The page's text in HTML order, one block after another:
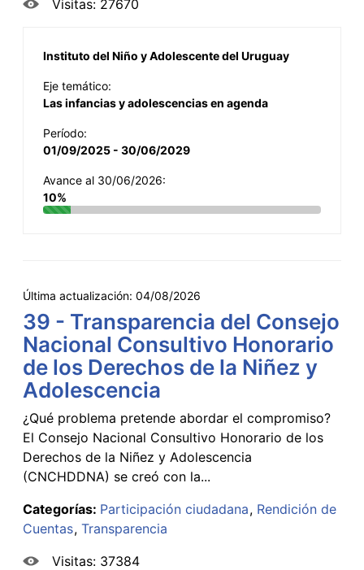
Visitas: 27670
Instituto del Niño y Adolescente del Uruguay
Eje temático:
Las infancias y adolescencias en agenda
Período:
01/09/2025 - 30/06/2029
Avance al 30/06/2026:
10%
Última actualización: 04/08/2026
39 - Transparencia del Consejo
Nacional Consultivo Honorario
de los Derechos de la Niñez y
Adolescencia
¿Qué problema pretende abordar el compromiso?
El Consejo Nacional Consultivo Honorario de los
Derechos de la Niñez y Adolescencia
(CNCHDDNA) se creó con la...
Categorías: Participación ciudadana Rendición de
Cuentas Transparencia
Visitas: 37384